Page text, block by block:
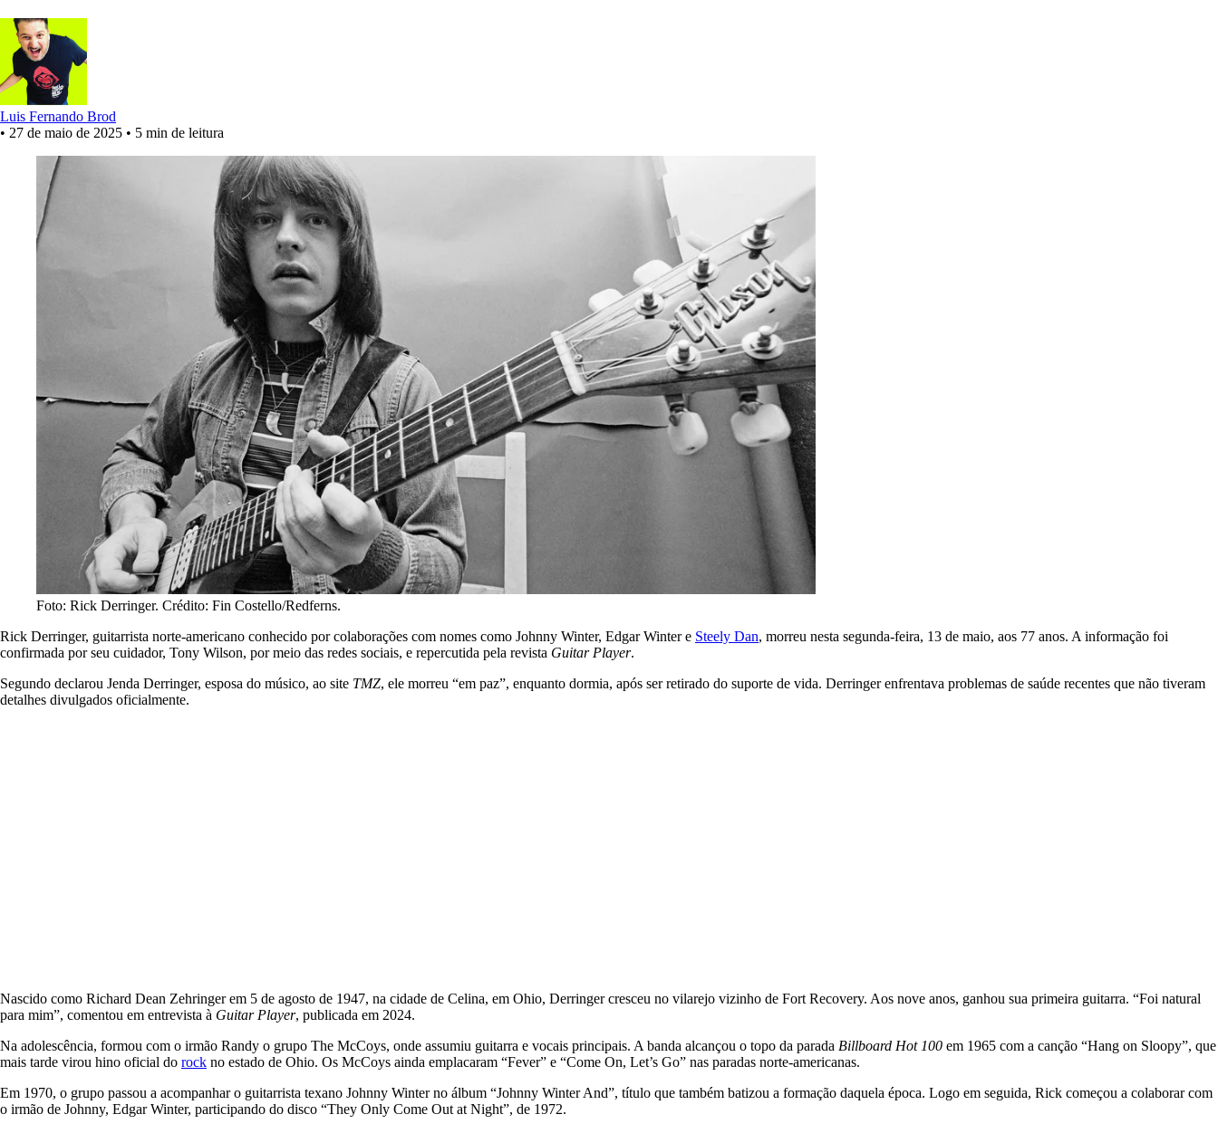
Luis Fernando Brod
• 27 de maio de 2025 • 5 min de leitura
Foto: Rick Derringer. Crédito: Fin Costello/Redferns.
Rick Derringer, guitarrista norte-americano conhecido por colaborações com nomes como Johnny Winter, Edgar Winter e Steely Dan, morreu nesta segunda-feira, 13 de maio, aos 77 anos. A informação foi
confirmada por seu cuidador, Tony Wilson, por meio das redes sociais, e repercutida pela revista Guitar Player.
Segundo declarou Jenda Derringer, esposa do músico, ao site TMZ, ele morreu “em paz”, enquanto dormia, após ser retirado do suporte de vida. Derringer enfrentava problemas de saúde recentes que não tiveram
detalhes divulgados oficialmente.
Nascido como Richard Dean Zehringer em 5 de agosto de 1947, na cidade de Celina, em Ohio, Derringer cresceu no vilarejo vizinho de Fort Recovery. Aos nove anos, ganhou sua primeira guitarra. “Foi natural
para mim”, comentou em entrevista à Guitar Player, publicada em 2024.
Na adolescência, formou com o irmão Randy o grupo The McCoys, onde assumiu guitarra e vocais principais. A banda alcançou o topo da parada Billboard Hot 100 em 1965 com a canção “Hang on Sloopy”, que
mais tarde virou hino oficial do rock no estado de Ohio. Os McCoys ainda emplacaram “Fever” e “Come On, Let’s Go” nas paradas norte-americanas.
Em 1970, o grupo passou a acompanhar o guitarrista texano Johnny Winter no álbum “Johnny Winter And”, título que também batizou a formação daquela época. Logo em seguida, Rick começou a colaborar com
o irmão de Johnny, Edgar Winter, participando do disco “They Only Come Out at Night”, de 1972.